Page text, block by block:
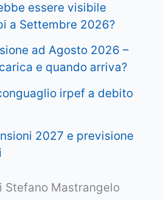
essere visibile
a Settembre 2026?
ad Agosto 2026 –
e quando arriva?
irpef a debito
2027 e previsione
Mastrangelo